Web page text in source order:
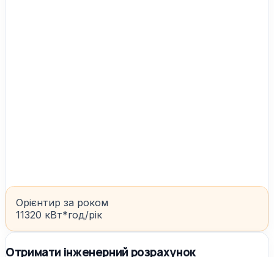
Орієнтир за роком
11320 кВт*год/рік
Отримати інженерний розрахунок